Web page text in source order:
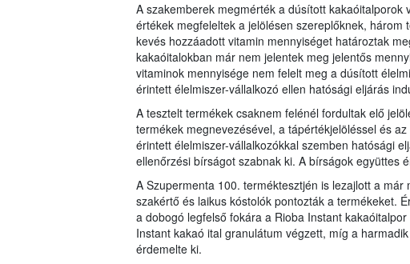
A szakemberek megmérték a dúsított
értékek megfeleltek a jelölésen szereplőknek,
kevés hozzáadott vitamin mennyiséget határoztak
kakaóitalokban már nem jelentek meg jelentős
vitaminok mennyisége nem felelt meg a dúsított
érintett élelmiszer-vállalkozó ellen hatósági eljárás
A tesztelt termékek csaknem felénél fordultak elő
termékek megnevezésével, a tápértékjelöléssel és
érintett élelmiszer-vállalkozókkal szemben hatósági
ellenőrzési bírságot szabnak ki. A bírságok együttes
A Szupermenta 100. terméktesztjén is lezajlott a
szakértő és laikus kóstolók pontozták a termékeket.
a dobogó legfelső fokára a Rioba Instant
Instant kakaó ital granulátum végzett, míg a
érdemelte ki.